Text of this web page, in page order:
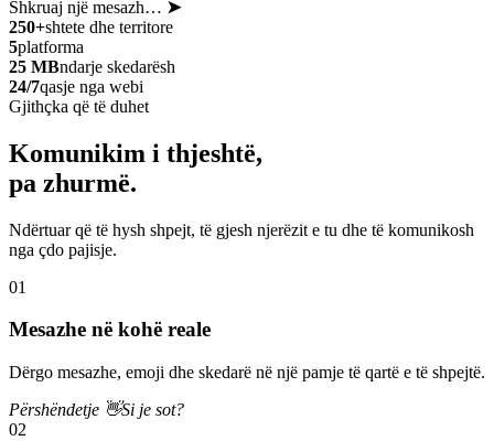
Shkruaj një mesazh… ➤
250+shtete dhe territore
5platforma
25 MBndarje skedarësh
24/7qasje nga webi
Gjithçka që të duhet
Komunikim i thjeshtë,
pa zhurmë.
Ndërtuar që të hysh shpejt, të gjesh njerëzit e tu dhe të komunikosh
nga çdo pajisje.
01
Mesazhe në kohë reale
Dërgo mesazhe, emoji dhe skedarë në një pamje të qartë e të shpejtë.
Përshëndetje 👋Si je sot?
02